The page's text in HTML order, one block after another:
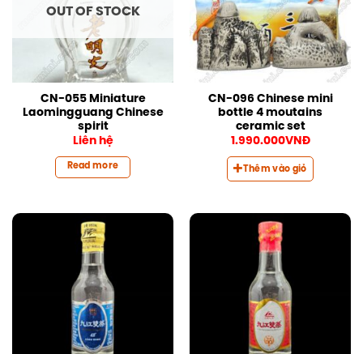
OUT OF STOCK
CN-055 Miniature
Laomingguang Chinese
spirit
Liên hệ
Read more
CN-096 Chinese mini
bottle 4 moutains
ceramic set
1.990.000VNĐ
Thêm vào giỏ